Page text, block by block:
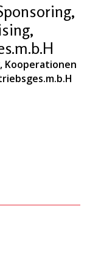
Kooperationen